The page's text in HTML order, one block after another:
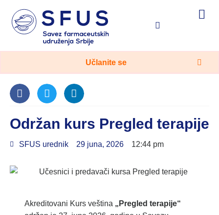
Učlanite se
Održan kurs Pregled terapije
SFUS urednik 29 juna, 2026 12:44 pm
Akreditovani Kurs veština „Pregled terapije“